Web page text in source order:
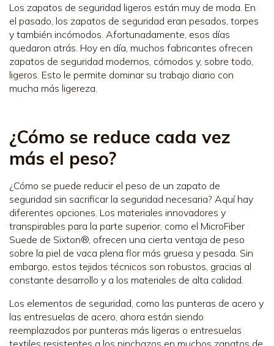
Los zapatos de seguridad ligeros están muy de moda. En
el pasado, los zapatos de seguridad eran pesados, torpes
y también incómodos. Afortunadamente, esos días
quedaron atrás. Hoy en día, muchos fabricantes ofrecen
zapatos de seguridad modernos, cómodos y, sobre todo,
ligeros. Esto le permite dominar su trabajo diario con
mucha más ligereza.
¿Cómo se reduce cada vez
más el peso?
¿Cómo se puede reducir el peso de un zapato de
seguridad sin sacrificar la seguridad necesaria? Aquí hay
diferentes opciones. Los materiales innovadores y
transpirables para la parte superior, como el MicroFiber
Suede de Sixton®, ofrecen una cierta ventaja de peso
sobre la piel de vaca plena flor más gruesa y pesada. Sin
embargo, estos tejidos técnicos son robustos, gracias al
constante desarrollo y a los materiales de alta calidad.
Los elementos de seguridad, como las punteras de acero y
las entresuelas de acero, ahora están siendo
reemplazados por punteras más ligeras o entresuelas
textiles resistentes a los pinchazos en muchos zapatos de